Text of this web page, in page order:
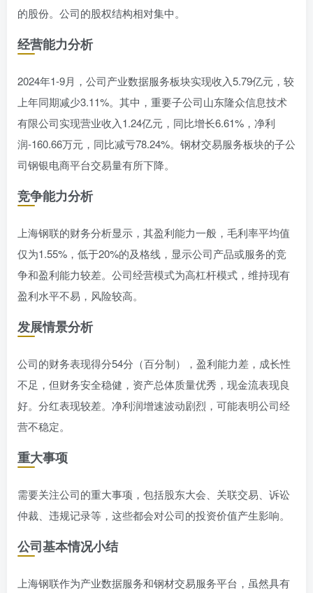
的股份。公司的股权结构相对集中。
经营能力分析
2024年1-9月，公司产业数据服务板块实现收入5.79亿元，较
上年同期减少3.11%。其中，重要子公司山东隆众信息技术
有限公司实现营业收入1.24亿元，同比增长6.61%，净利
润-160.66万元，同比减亏78.24%。钢材交易服务板块的子公
司钢银电商平台交易量有所下降。
竞争能力分析
上海钢联的财务分析显示，其盈利能力一般，毛利率平均值
仅为1.55%，低于20%的及格线，显示公司产品或服务的竞
争和盈利能力较差。公司经营模式为高杠杆模式，维持现有
盈利水平不易，风险较高。
发展情景分析
公司的财务表现得分54分（百分制），盈利能力差，成长性
不足，但财务安全稳健，资产总体质量优秀，现金流表现良
好。分红表现较差。净利润增速波动剧烈，可能表明公司经
营不稳定。
重大事项
需要关注公司的重大事项，包括股东大会、关联交易、诉讼
仲裁、违规记录等，这些都会对公司的投资价值产生影响。
公司基本情况小结
上海钢联作为产业数据服务和钢材交易服务平台，虽然具有